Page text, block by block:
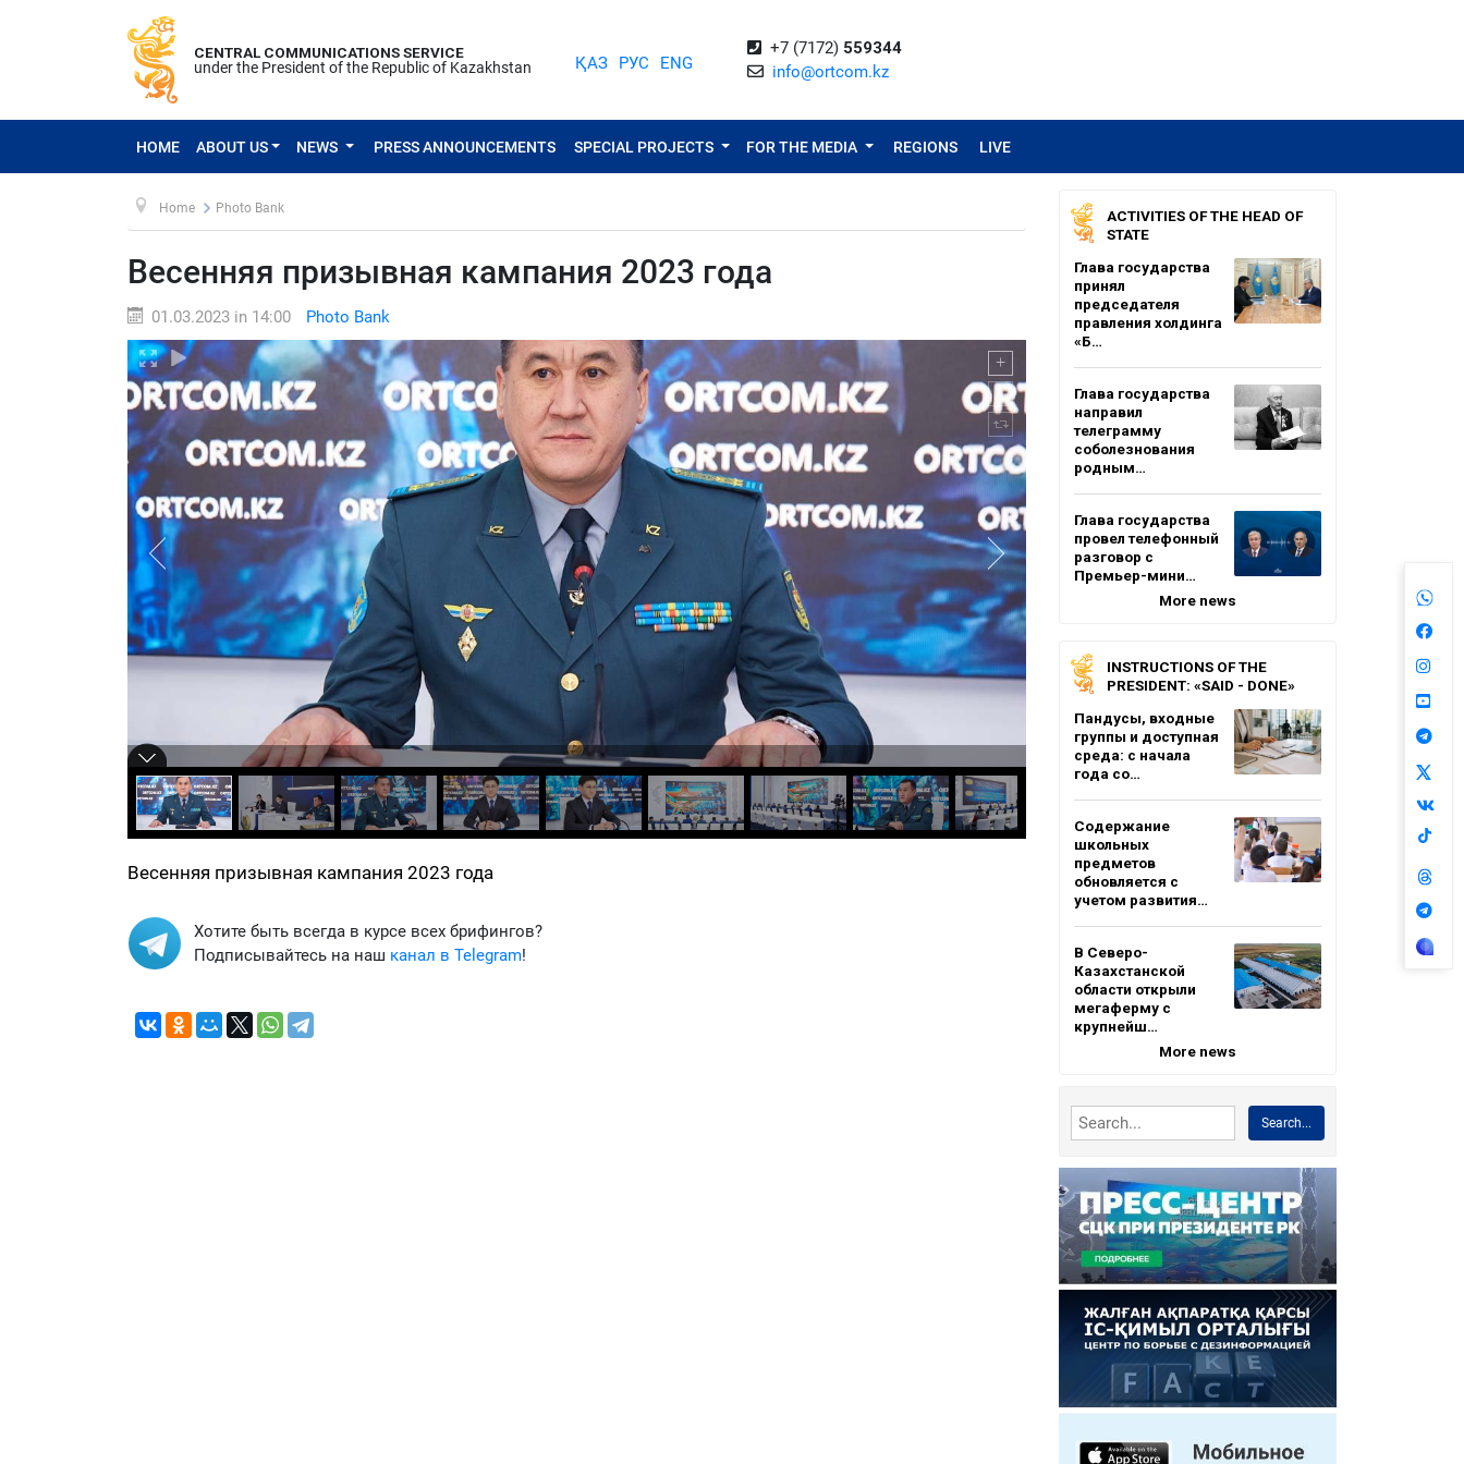
CENTRAL COMMUNICATIONS SERVICE
under the President of the Republic of Kazakhstan
ҚАЗ РУС ENG
+7 (7172) 559344
info@ortcom.kz
HOME ABOUT US NEWS PRESS ANNOUNCEMENTS SPECIAL PROJECTS FOR THE MEDIA REGIONS LIVE
Home Photo Bank
Весенняя призывная кампания 2023 года
01.03.2023 in 14:00 Photo Bank
Весенняя призывная кампания 2023 года
Хотите быть всегда в курсе всех брифингов?
Подписывайтесь на наш канал в Telegram!
ACTIVITIES OF THE HEAD OF
STATE
Глава государства
принял
председателя
правления холдинга
«Б…
Глава государства
направил
телеграмму
соболезнования
родным…
Глава государства
провел телефонный
разговор с
Премьер-мини…
More news
INSTRUCTIONS OF THE
PRESIDENT: «SAID - DONE»
Пандусы, входные
группы и доступная
среда: с начала
года со…
Содержание
школьных
предметов
обновляется с
учетом развития…
В Северо-
Казахстанской
области открыли
мегаферму с
крупнейш…
More news
Search...